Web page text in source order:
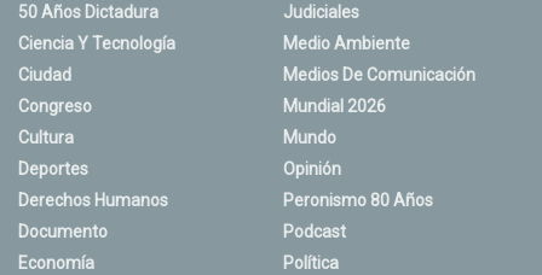
50 Años Dictadura
Ciencia Y Tecnología
Ciudad
Congreso
Cultura
Deportes
Derechos Humanos
Documento
Economía
Judiciales
Medio Ambiente
Medios De Comunicación
Mundial 2026
Mundo
Opinión
Peronismo 80 Años
Podcast
Política